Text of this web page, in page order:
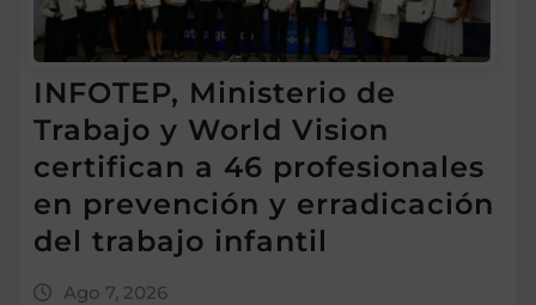
INFOTEP, Ministerio de
Trabajo y World Vision
certifican a 46 profesionales
en prevención y erradicación
del trabajo infantil
Ago 7, 2026